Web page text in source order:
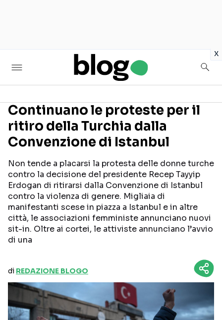
x
Seguici sui social
Continuano le proteste per il
ritiro della Turchia dalla
Convenzione di Istanbul
Non tende a placarsi la protesta delle donne turche
contro la decisione del presidente Recep Tayyip
Erdogan di ritirarsi dalla Convenzione di Istanbul
contro la violenza di genere. Migliaia di
manifestanti scese in piazza a Istanbul e in altre
città, le associazioni femministe annunciano nuovi
sit-in. Oltre ai cortei, le attiviste annunciano l’avvio
di una
di REDAZIONE BLOGO